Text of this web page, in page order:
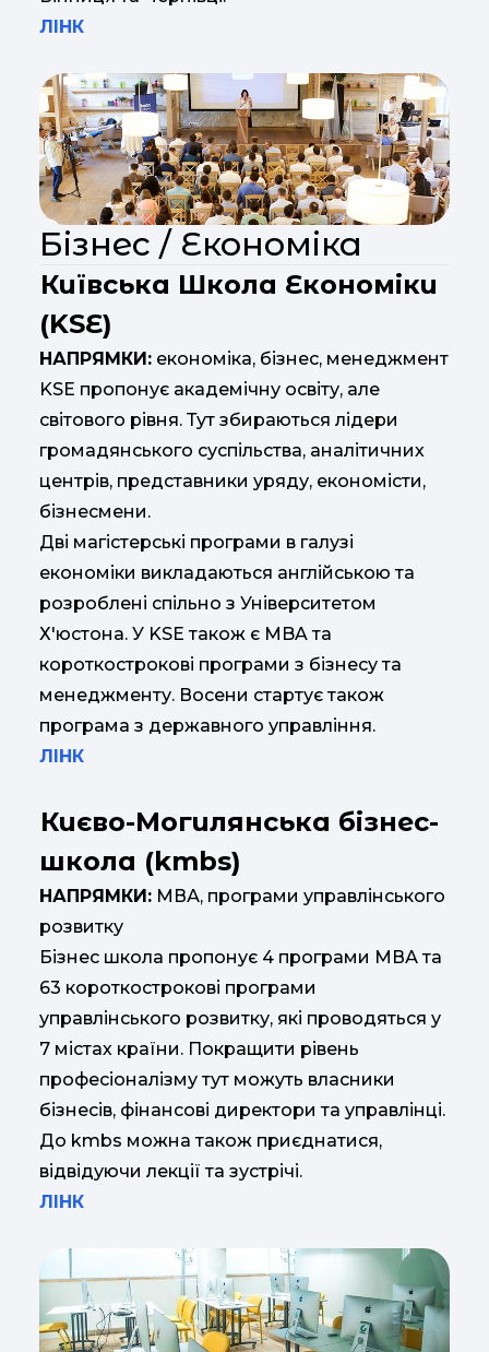
ЛІНК
Бізнес / Економіка
Київська Школа Економіки
(KSE)
НАПРЯМКИ: економіка, бізнес, менеджмент
KSE пропонує академічну освіту, але
світового рівня. Тут збираються лідери
громадянського суспільства, аналітичних
центрів, представники уряду, економісти,
бізнесмени.
Дві магістерські програми в галузі
економіки викладаються англійською та
розроблені спільно з Університетом
Х'юстона. У KSE також є MBA та
короткострокові програми з бізнесу та
менеджменту. Восени стартує також
програма з державного управління.
ЛІНК
Києво-Могилянська бізнес-
школа (kmbs)
НАПРЯМКИ: МВА, програми управлінського
розвитку
Бізнес школа пропонує 4 програми МВА та
63 короткострокові програми
управлінського розвитку, які проводяться у
7 містах країни. Покращити рівень
професіоналізму тут можуть власники
бізнесів, фінансові директори та управлінці.
До kmbs можна також приєднатися,
відвідуючи лекції та зустрічі.
ЛІНК